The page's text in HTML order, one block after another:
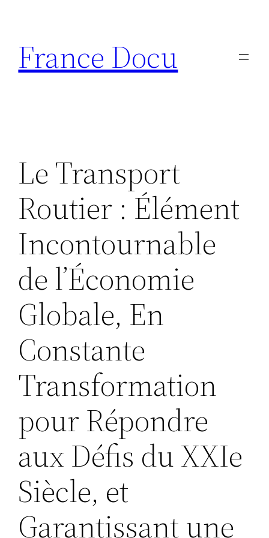
contenu
France Docu
Le Transport
Routier : Élément
Incontournable
de l’Économie
Globale, En
Constante
Transformation
pour Répondre
aux Défis du XXIe
Siècle, et
Garantissant une